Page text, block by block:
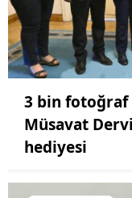
3 bin
Müsavat
hediyesi